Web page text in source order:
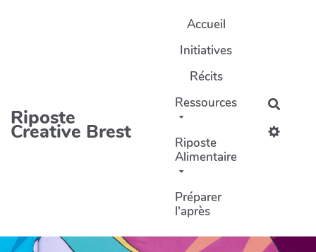
Riposte
Creative Brest
Accueil
Initiatives
Récits
Ressources
Riposte
Alimentaire
Préparer
l'après